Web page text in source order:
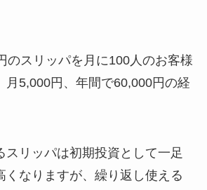
のスリッパを月に100人のお客様
月5,000円、年間で60,000円の経
スリッパは初期投資として一足
くなりますが、繰り返し使える